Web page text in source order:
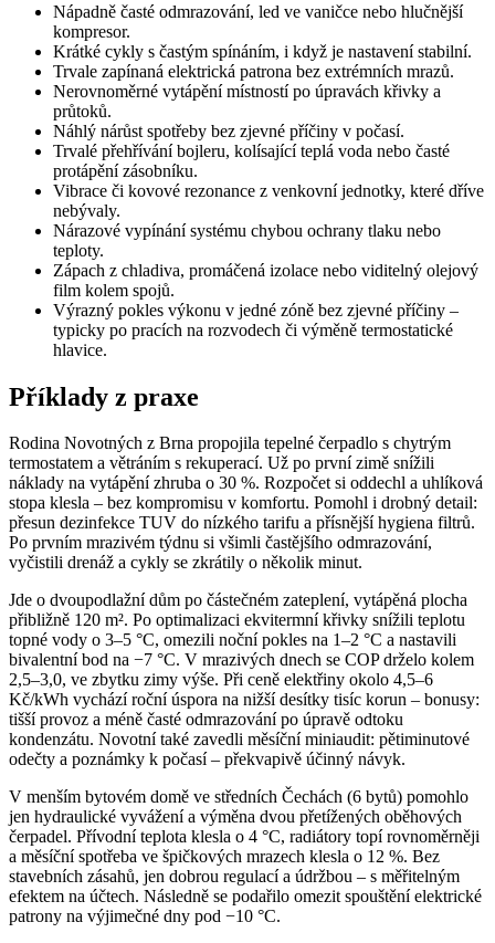
Nápadně časté odmrazování, led ve vaničce nebo hlučnější
kompresor.
Krátké cykly s častým spínáním, i když je nastavení stabilní.
Trvale zapínaná elektrická patrona bez extrémních mrazů.
Nerovnoměrné vytápění místností po úpravách křivky a
průtoků.
Náhlý nárůst spotřeby bez zjevné příčiny v počasí.
Trvalé přehřívání bojleru, kolísající teplá voda nebo časté
protápění zásobníku.
Vibrace či kovové rezonance z venkovní jednotky, které dříve
nebývaly.
Nárazové vypínání systému chybou ochrany tlaku nebo
teploty.
Zápach z chladiva, promáčená izolace nebo viditelný olejový
film kolem spojů.
Výrazný pokles výkonu v jedné zóně bez zjevné příčiny –
typicky po pracích na rozvodech či výměně termostatické
hlavice.
Příklady z praxe
Rodina Novotných z Brna propojila tepelné čerpadlo s chytrým
termostatem a větráním s rekuperací. Už po první zimě snížili
náklady na vytápění zhruba o 30 %. Rozpočet si oddechl a uhlíková
stopa klesla – bez kompromisu v komfortu. Pomohl i drobný detail:
přesun dezinfekce TUV do nízkého tarifu a přísnější hygiena filtrů.
Po prvním mrazivém týdnu si všimli častějšího odmrazování,
vyčistili drenáž a cykly se zkrátily o několik minut.
Jde o dvoupodlažní dům po částečném zateplení, vytápěná plocha
přibližně 120 m². Po optimalizaci ekvitermní křivky snížili teplotu
topné vody o 3–5 °C, omezili noční pokles na 1–2 °C a nastavili
bivalentní bod na −7 °C. V mrazivých dnech se COP drželo kolem
2,5–3,0, ve zbytku zimy výše. Při ceně elektřiny okolo 4,5–6
Kč/kWh vychází roční úspora na nižší desítky tisíc korun – bonusy:
tišší provoz a méně časté odmrazování po úpravě odtoku
kondenzátu. Novotní také zavedli měsíční miniaudit: pětiminutové
odečty a poznámky k počasí – překvapivě účinný návyk.
V menším bytovém domě ve středních Čechách (6 bytů) pomohlo
jen hydraulické vyvážení a výměna dvou přetížených oběhových
čerpadel. Přívodní teplota klesla o 4 °C, radiátory topí rovnoměrněji
a měsíční spotřeba ve špičkových mrazech klesla o 12 %. Bez
stavebních zásahů, jen dobrou regulací a údržbou – s měřitelným
efektem na účtech. Následně se podařilo omezit spouštění elektrické
patrony na výjimečné dny pod −10 °C.